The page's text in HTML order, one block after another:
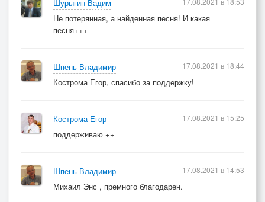
Шурыгин Вадим
Не потерянная, а найденная песня! И какая
песня+++
Шпень Владимир
Кострома Егор, спасибо за поддержку!
17.08.2021 в 18:44
Кострома Егор
поддерживаю ++
17.08.2021 в 15:25
Шпень Владимир
Михаил Энс , премного благодарен.
17.08.2021 в 14:53